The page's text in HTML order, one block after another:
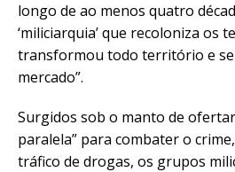
longo de ao menos quatro
‘miliciarquia’que recoloniza os
transformou todo território e
mercado”.
Surgidos sob o manto de
paralela” para combater o
tráfico de drogas, os grupos